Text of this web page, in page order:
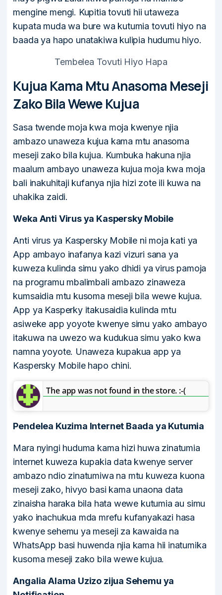
mengine mengi. Kupitia tovuti hii utaweza
kupata muda wa bure wa kutumia tovuti hiyo na
baada ya hapo unatakiwa kulipia hudumu hiyo.
Tembelea Tovuti Hiyo Hapa
Kujua Kama Mtu Anasoma Meseji
Zako Bila Wewe Kujua
Sasa twende moja kwa moja kwenye njia
ambazo unaweza kujua kama mtu anasoma
meseji zako bila kujua. Kumbuka hakuna njia
maalum ambayo unaweza kujua moja kwa moja
bali inakuhitaji kufanya njia hizi zote ili kuwa na
uhakika zaidi.
Weka Anti Virus ya Kaspersky Mobile
Anti virus ya Kaspersky Mobile ni moja kati ya
App ambayo inafanya kazi vizuri sana ya
kuweza kulinda simu yako dhidi ya virus pamoja
na programu mbalimbali ambazo zinaweza
kumsaidia mtu kusoma meseji bila wewe kujua.
App ya Kasperky itakusaidia kulinda mtu
asiweke app yoyote kwenye simu yako ambayo
itakuwa na uwezo wa kudukua simu yako kwa
namna yoyote. Unaweza kupakua app ya
Kaspersky Mobile hapo chini.
The app was not found in the store. :-(
Pendelea Kuzima Internet Baada ya Kutumia
Mara nyingi huduma kama hizi huwa zinatumia
internet kuweza kupakia data kwenye server
ambazo ndio zinatumiwa na mtu kuweza kuona
meseji zako, hivyo basi kama unaona data
zinaisha haraka bila hata wewe kutumia au simu
yako inachukua mda mrefu kufanyakazi hasa
kwenye sehemu ya meseji za kawaida na
WhatsApp basi huwenda njia kama hii inatumika
kusoma meseji zako bila wewe kujua.
Angalia Alama Uzizo zijua Sehemu ya